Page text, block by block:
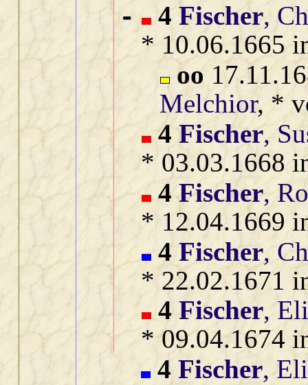
- 4 Fischer,
* 10.06.1665
oo
Melchior, *
4 Fischer,
* 03.03.1668
4 Fischer,
* 12.04.1669
4 Fischer,
* 22.02.1671
4 Fischer,
* 09.04.1674
4 Fischer,